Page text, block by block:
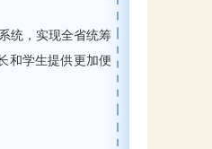
统，实现全省统筹
和学生提供更加便